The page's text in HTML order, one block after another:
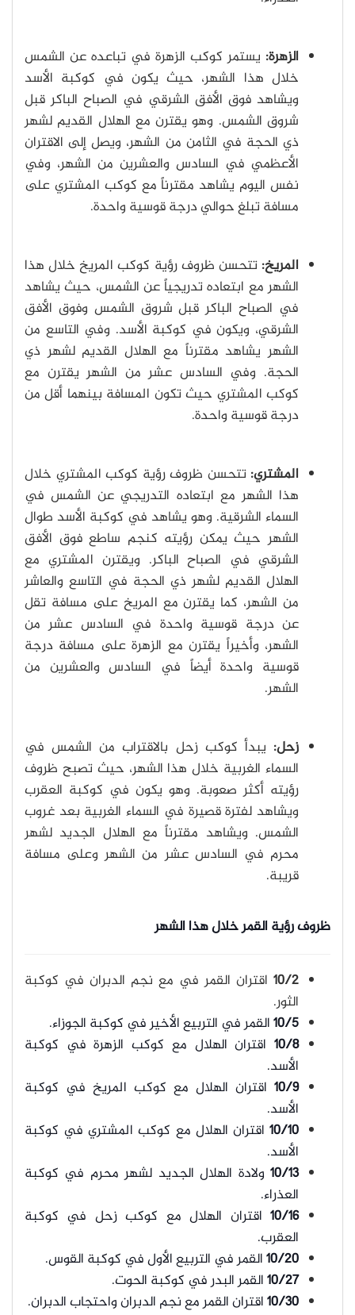
الزهرة: يستمر كوكب الزهرة في تباعده عن الشمس
خلال هذا الشهر، حيث يكون في كوكبة الأسد
ويشاهد فوق الأفق الشرقي في الصباح الباكر قبل
شروق الشمس. وهو يقترن مع الهلال القديم لشهر
ذي الحجة في الثامن من الشهر، ويصل إلى الاقتران
الأعظمي في السادس والعشرين من الشهر، وفي
نفس اليوم يشاهد مقترناً مع كوكب المشتري على
مسافة تبلغ حوالي درجة قوسية واحدة.
المريخ: تتحسن ظروف رؤية كوكب المريخ خلال هذا
الشهر مع ابتعاده تدريجياً عن الشمس، حيث يشاهد
في الصباح الباكر قبل شروق الشمس وفوق الأفق
الشرقي، ويكون في كوكبة الأسد. وفي التاسع من
الشهر يشاهد مقترناً مع الهلال القديم لشهر ذي
الحجة. وفي السادس عشر من الشهر يقترن مع
كوكب المشتري حيث تكون المسافة بينهما أقل من
درجة قوسية واحدة.
المشتري: تتحسن ظروف رؤية كوكب المشتري خلال
هذا الشهر مع ابتعاده التدريجي عن الشمس في
السماء الشرقية. وهو يشاهد في كوكبة الأسد طوال
الشهر حيث يمكن رؤيته كنجم ساطع فوق الأفق
الشرقي في الصباح الباكر. ويقترن المشتري مع
الهلال القديم لشهر ذي الحجة في التاسع والعاشر
من الشهر، كما يقترن مع المريخ على مسافة تقل
عن درجة قوسية واحدة في السادس عشر من
الشهر، وأخيراً يقترن مع الزهرة على مسافة درجة
قوسية واحدة أيضاً في السادس والعشرين من
الشهر.
زحل: يبدأ كوكب زحل بالاقتراب من الشمس في
السماء الغربية خلال هذا الشهر، حيث تصبح ظروف
رؤيته أكثر صعوبة. وهو يكون في كوكبة العقرب
ويشاهد لفترة قصيرة في السماء الغربية بعد غروب
الشمس. ويشاهد مقترناً مع الهلال الجديد لشهر
محرم في السادس عشر من الشهر وعلى مسافة
قريبة.
ظروف رؤية القمر خلال هذا الشهر
10/2 اقتران القمر في مع نجم الدبران في كوكبة
الثور.
10/5القمر في التربيع الأخير في كوكبة الجوزاء.
10/8 اقتران الهلال مع كوكب الزهرة في كوكبة
الأسد.
10/9 اقتران الهلال مع كوكب المريخ في كوكبة
الأسد.
10/10 اقتران الهلال مع كوكب المشتري في كوكبة
الأسد.
10/13 ولادة الهلال الجديد لشهر محرم في كوكبة
العذراء.
10/16 اقتران الهلال مع كوكب زحل في كوكبة
العقرب.
10/20القمر في التربيع الأول في كوكبة القوس.
10/27القمر البدر في كوكبة الحوت.
10/30اقتران القمر مع نجم الدبران واحتجاب الدبران.